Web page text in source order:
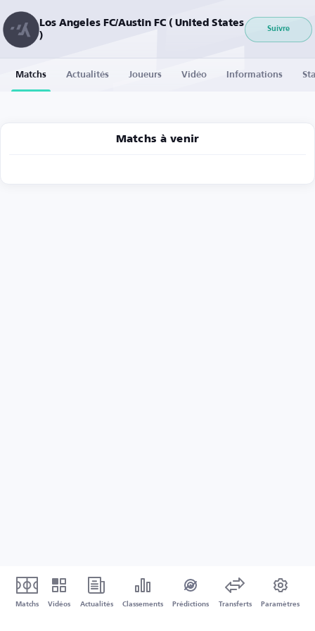
Los Angeles FC/Austin FC ( United States
)
Suivre
Matchs Actualités Joueurs Vidéo Informations
Matchs à venir
Matchs Vidéos Actualités Classements Prédictions Transferts Paramètres